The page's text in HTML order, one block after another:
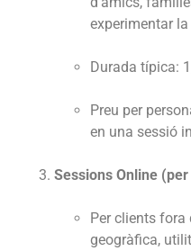
experimentar
Durada típica:
Preu per
en una sessió
Sessions Online
Per clients
geogràfica,